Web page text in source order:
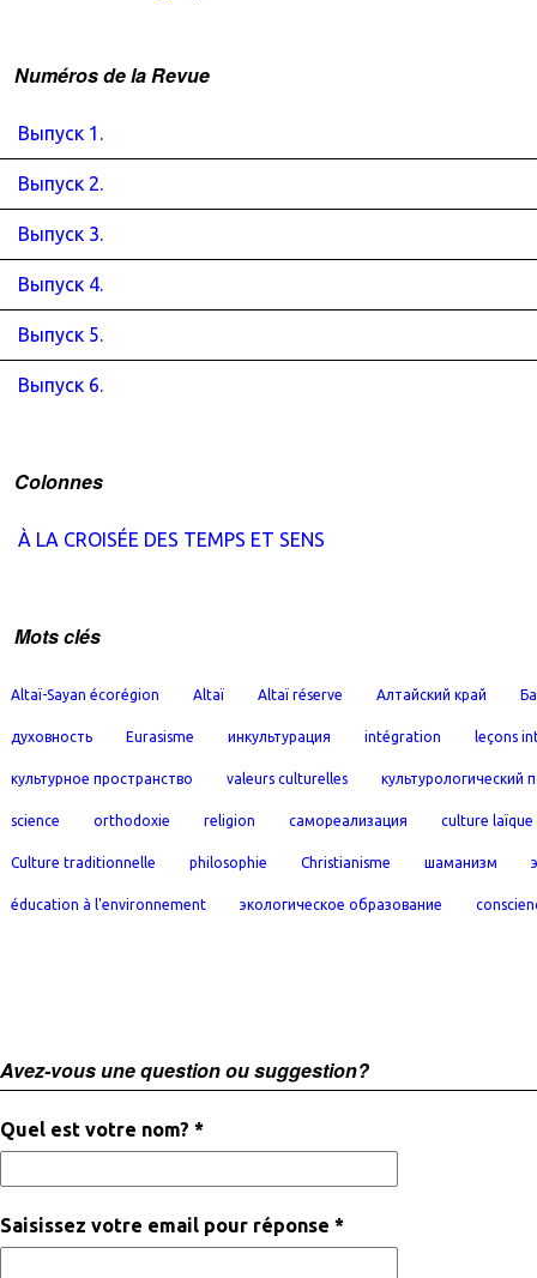
Numéros de la Revue
Выпуск 1.
Выпуск 2.
Выпуск 3.
Выпуск 4.
Выпуск 5.
Выпуск 6.
Colonnes
À LA CROISÉE DES TEMPS ET SENS
Mots clés
Altaï-Sayan écorégion Altaï Altaï réserve Алтайский край
духовность Eurasisme инкультурация intégration leçons
культурное пространство valeurs culturelles культурологический
science orthodoxie religion самореализация culture laïque
Culture traditionnelle philosophie Christianisme шаманизм
éducation à l'environnement экологическое образование
Avez-vous une question ou suggestion?
Quel est votre nom? *
Saisissez votre email pour réponse *